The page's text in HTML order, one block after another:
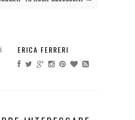
ERICA FERRERI